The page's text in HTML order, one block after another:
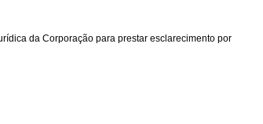
da Corporação para prestar esclarecimento por